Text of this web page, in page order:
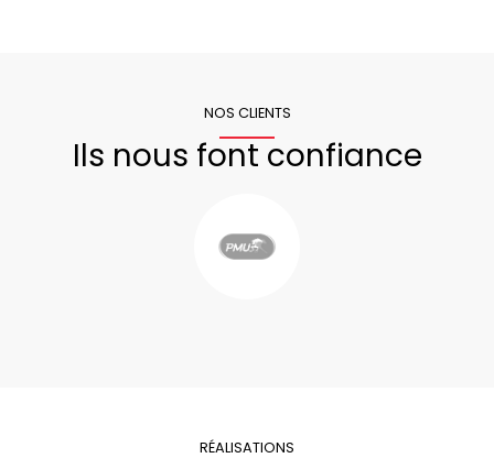
NOS CLIENTS
Ils nous font confiance
RÉALISATIONS